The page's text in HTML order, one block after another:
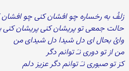
زلفُ به رخساره چو افشان کنی چو
حالت جمعی تو پریشان کنی پریشان کنی
وایُ بحال ای دل شیدا دل شیدای من
من از تو دوری نـَ توانم دگر
کز تو صبوری نـَ توانم دگر عزیز دلم